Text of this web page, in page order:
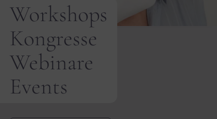
Workshops
Kongresse
Webinare
Events